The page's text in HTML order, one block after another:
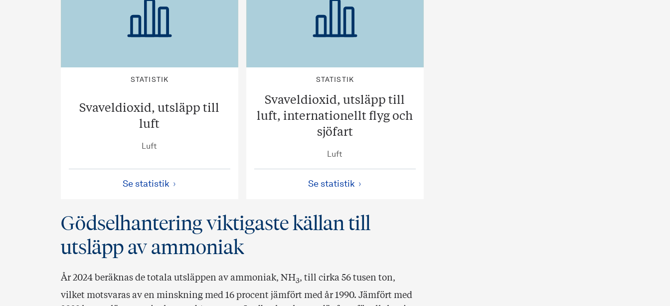
STATISTIK
Svaveldioxid, utsläpp till
luft
Luft
Se statistik
STATISTIK
Svaveldioxid, utsläpp till
luft, internationellt flyg och
sjöfart
Luft
Se statistik
Gödselhantering viktigaste källan till
utsläpp av ammoniak
År 2024 beräknas de totala utsläppen av ammoniak, NH3, till cirka 56 tusen ton,
vilket motsvaras av en minskning med 16 procent jämfört med år 1990. Jämfört med